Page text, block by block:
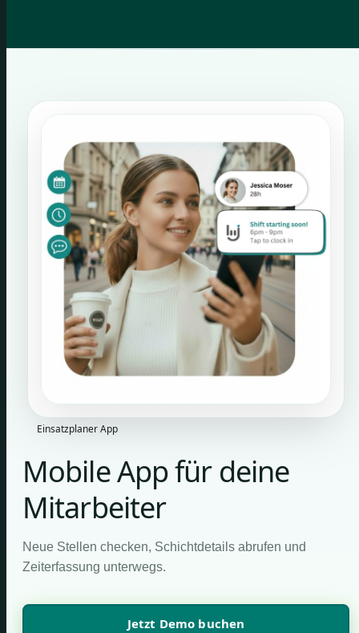
Einsatzplaner App
Mobile App für deine
Mitarbeiter
Neue Stellen checken, Schichtdetails abrufen und
Zeiterfassung unterwegs.
Jetzt Demo buchen